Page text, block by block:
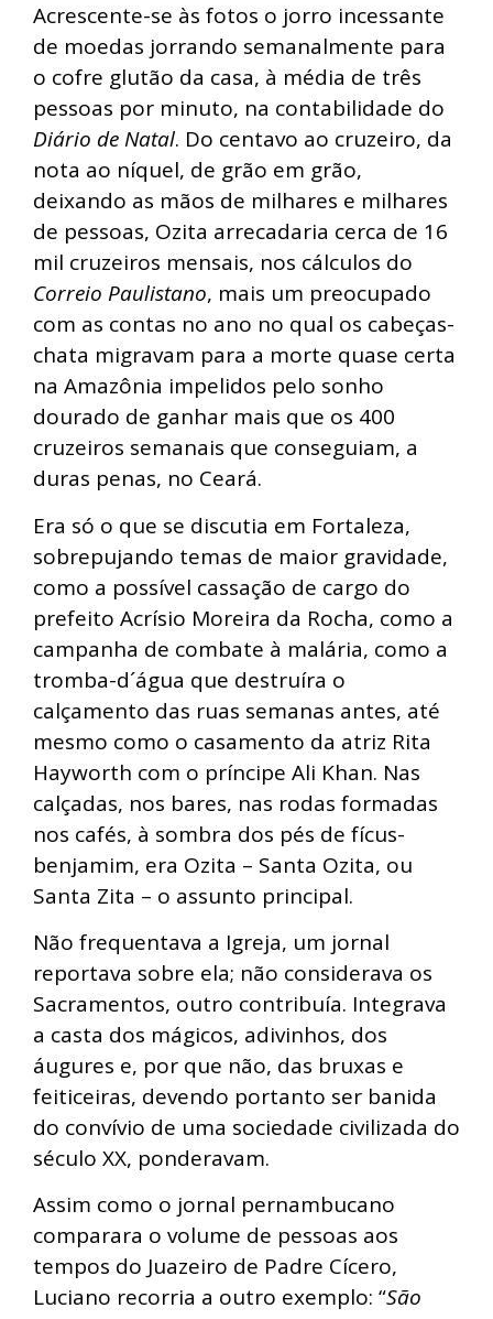
Acrescente-se às fotos o jorro incessante
de moedas jorrando semanalmente para
o cofre glutão da casa, à média de três
pessoas por minuto, na contabilidade do
Diário de Natal. Do centavo ao cruzeiro, da
nota ao níquel, de grão em grão,
deixando as mãos de milhares e milhares
de pessoas, Ozita arrecadaria cerca de 16
mil cruzeiros mensais, nos cálculos do
Correio Paulistano, mais um preocupado
com as contas no ano no qual os cabeças-
chata migravam para a morte quase certa
na Amazônia impelidos pelo sonho
dourado de ganhar mais que os 400
cruzeiros semanais que conseguiam, a
duras penas, no Ceará.
Era só o que se discutia em Fortaleza,
sobrepujando temas de maior gravidade,
como a possível cassação de cargo do
prefeito Acrísio Moreira da Rocha, como a
campanha de combate à malária, como a
tromba-d´água que destruíra o
calçamento das ruas semanas antes, até
mesmo como o casamento da atriz Rita
Hayworth com o príncipe Ali Khan. Nas
calçadas, nos bares, nas rodas formadas
nos cafés, à sombra dos pés de fícus-
benjamim, era Ozita – Santa Ozita, ou
Santa Zita – o assunto principal.
Não frequentava a Igreja, um jornal
reportava sobre ela; não considerava os
Sacramentos, outro contribuía. Integrava
a casta dos mágicos, adivinhos, dos
áugures e, por que não, das bruxas e
feiticeiras, devendo portanto ser banida
do convívio de uma sociedade civilizada do
século XX, ponderavam.
Assim como o jornal pernambucano
comparara o volume de pessoas aos
tempos do Juazeiro de Padre Cícero,
Luciano recorria a outro exemplo: “São